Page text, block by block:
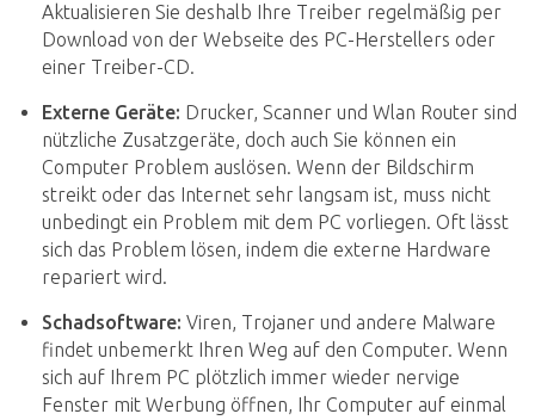
Aktualisieren Sie deshalb Ihre Treiber regelmäßig per
Download von der Webseite des PC-Herstellers oder
einer Treiber-CD.
Externe Geräte: Drucker, Scanner und Wlan Router sind
nützliche Zusatzgeräte, doch auch Sie können ein
Computer Problem auslösen. Wenn der Bildschirm
streikt oder das Internet sehr langsam ist, muss nicht
unbedingt ein Problem mit dem PC vorliegen. Oft lässt
sich das Problem lösen, indem die externe Hardware
repariert wird.
Schadsoftware: Viren, Trojaner und andere Malware
findet unbemerkt Ihren Weg auf den Computer. Wenn
sich auf Ihrem PC plötzlich immer wieder nervige
Fenster mit Werbung öffnen, Ihr Computer auf einmal